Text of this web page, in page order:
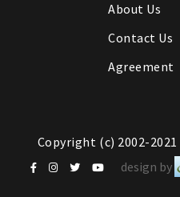
About Us
Contact Us
Agreement
Copyright (c) 2002-2021
design by